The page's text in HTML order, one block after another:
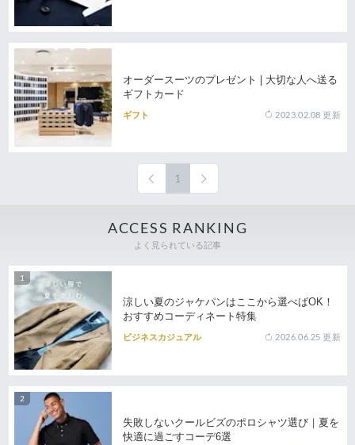
オーダースーツのプレゼント | 大切な人へ送る
ギフトカード
ギフト 2023.02.08 更新
1
ACCESS RANKING
よく見られている記事
涼しい夏のジャケパンはここから選べばOK！
おすすめコーディネート特集
ビジネスカジュアル 2026.06.25 更新
失敗しないクールビズのポロシャツ選び｜夏を
快適に過ごすコーデ6選